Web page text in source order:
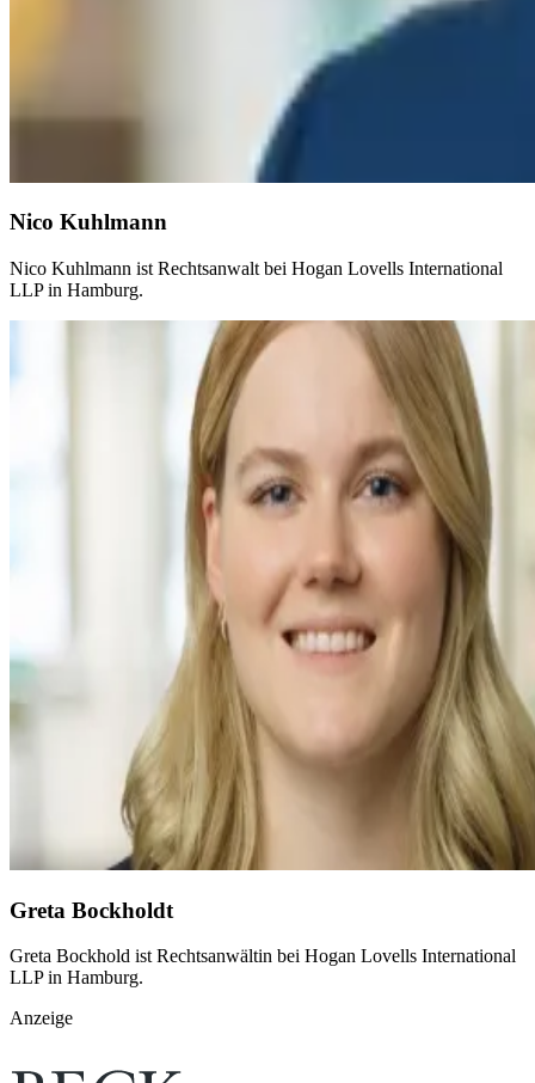
Nico Kuhlmann
Nico Kuhlmann ist Rechtsanwalt bei Hogan Lovells International
LLP in Hamburg.
Greta Bockholdt
Greta Bockhold ist Rechtsanwältin bei Hogan Lovells International
LLP in Hamburg.
Anzeige